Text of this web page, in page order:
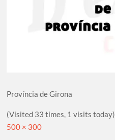
Província de Girona
(Visited 33 times, 1 visits today)
Full
500 × 300